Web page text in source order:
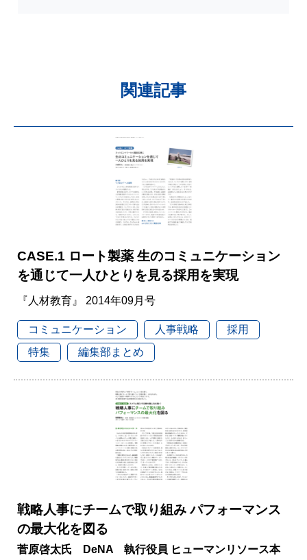
関連記事
CASE.1 ロート製薬 生のコミュニケーション
を通じて一人ひとりを見る採用を実現
『人材教育』 2014年09月号
コミュニケーション 人事戦略
採用
特集
編集部まとめ
戦略人事にチームで取り組み パフォーマンス
の最大化を図る
菅原啓太氏 DeNA 執行役員 ヒューマンリソース本